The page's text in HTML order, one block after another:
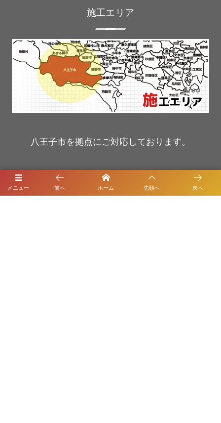
メニュー 前へ ホーム 先頭へ 次へ
施工エリア
八王子市を拠点にご対応しております。
ホーム